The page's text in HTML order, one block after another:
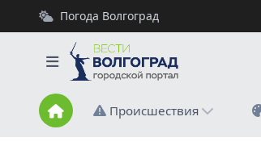
Погода Волгоград
Происшествия